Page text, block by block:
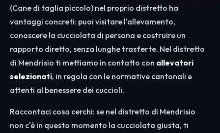
(Cane di taglia piccolo) nel proprio distretto ha
vantaggi concreti: puoi visitare l'allevamento,
conoscere la cucciolata di persona e costruire un
rapporto diretto, senza lunghe trasferte. Nel distretto
di Mendrisio ti mettiamo in contatto con allevatori
selezionati, in regola con le normative cantonali e
attenti al benessere dei cuccioli.
Raccontaci cosa cerchi: se nel distretto di Mendrisio
non c'è in questo momento la cucciolata giusta, ti